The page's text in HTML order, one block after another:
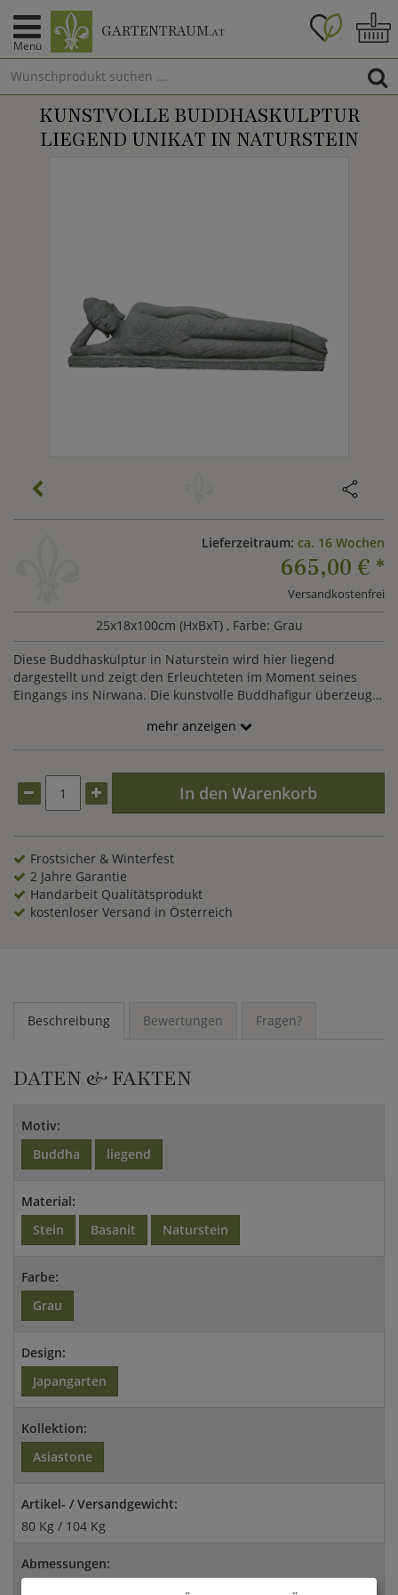
Menü
GARTENTRAUM.AT
KUNSTVOLLE BUDDHASKULPTUR
LIEGEND UNIKAT IN NATURSTEIN
Lieferzeitraum: ca. 16 Wochen
665,00 € *
Versandkostenfrei
25x18x100cm (HxBxT) , Farbe: Grau
Diese Buddhaskulptur in Naturstein wird hier liegend
dargestellt und zeigt den Erleuchteten im Moment seines
Eingangs ins Nirwana. Die kunstvolle Buddhafigur überzeugt
Gestein. In dieser Kombination übt der liegende Buddha
einen ganz besonderen Reiz auf den Betrachter aus. Mit
Naturstein-Unikat, das vom indonesischen Künstler Mukit in
sorgfältiger Handarbeit aus einem Basanit-Steinblock
geschlagen wird. Schon die alten Ägypter schätzten die
Qualität dieses Natursteins und stellten daraus zahlreiche
ihrer Statuen her. Basanit ist ein frostfester Stein, der auch in
einem strengen Winter keinen Schaden nimmt. Somit wird
Ihnen unsere liegende Buddhafigur zu jeder Jahreszeit
Freude in Ihrem Garten bereiten. Lassen Sie sich in den Bann
mehr anzeigen
In den Warenkorb
Frostsicher & Winterfest
2 Jahre Garantie
Handarbeit Qualitätsprodukt
kostenloser Versand in Österreich
Beschreibung Bewertungen Fragen?
DATEN & FAKTEN
Motiv:
Buddha
liegend
Material:
Stein
Basanit Naturstein
Farbe:
Grau
Design:
Japangarten
Kollektion:
Asiastone
Artikel- / Versandgewicht:
80 Kg / 104 Kg
Abmessungen:
25x18x100cm (HxBxT)